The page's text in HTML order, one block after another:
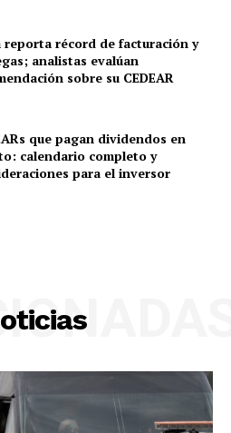
reporta récord de facturación y
analistas evalúan
sobre su CEDEAR
que pagan dividendos en
calendario completo y
para el inversor